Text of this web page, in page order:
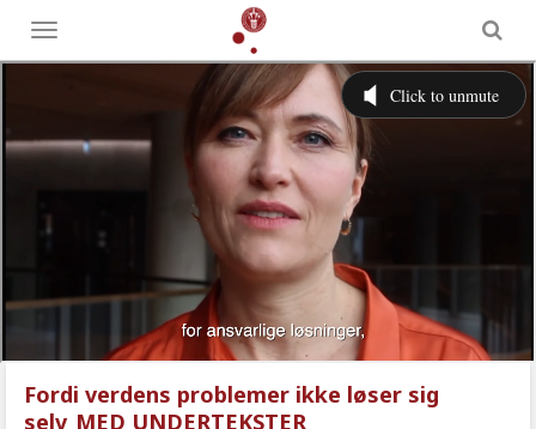
Toggle
menu
Fordi verdens problemer ikke løser sig
selv_MED UNDERTEKSTER